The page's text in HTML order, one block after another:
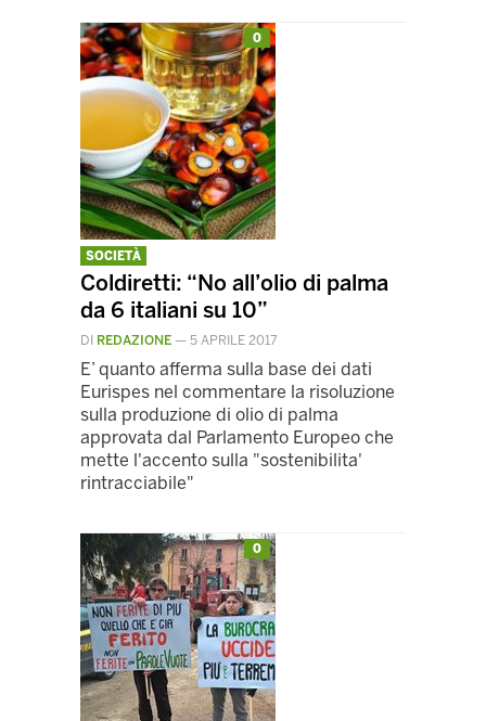
0
SOCIETÀ
Coldiretti: “No all’olio di palma
da 6 italiani su 10”
DI REDAZIONE — 5 APRILE 2017
E’ quanto afferma sulla base dei dati
Eurispes nel commentare la risoluzione
sulla produzione di olio di palma
approvata dal Parlamento Europeo che
mette l'accento sulla "sostenibilita'
rintracciabile"
0